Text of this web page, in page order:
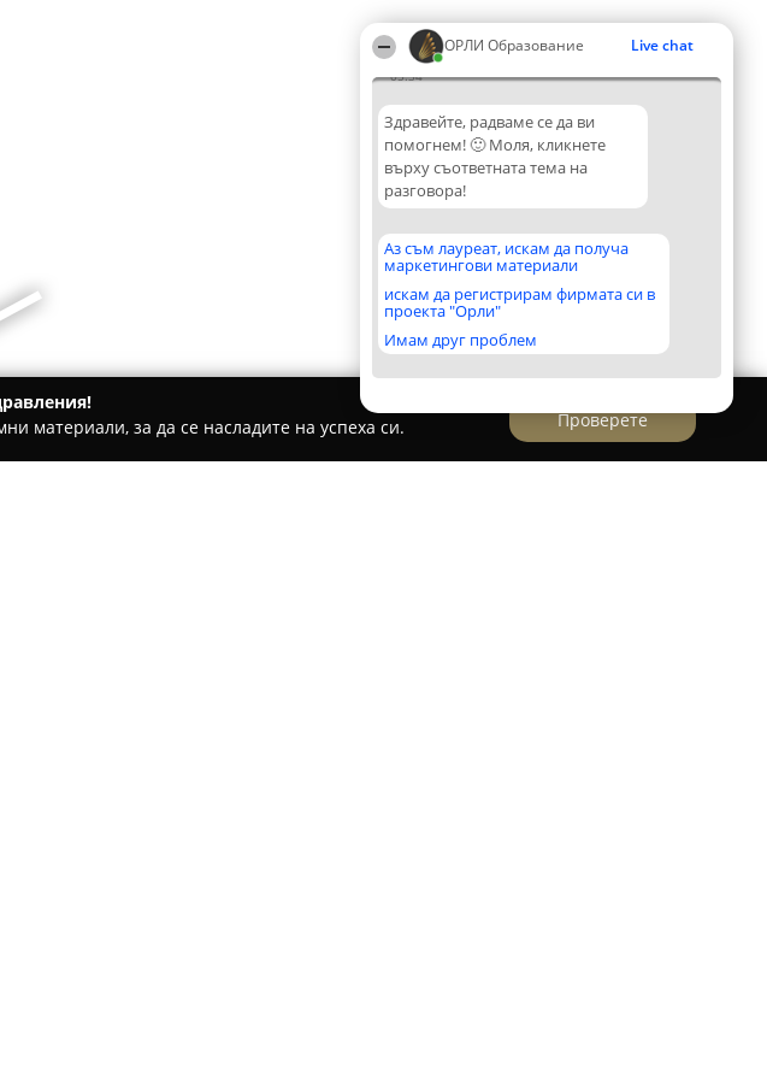
ОРЛИ Образование Live chat
05:34
Здравейте, радваме се да ви
помогнем! 🙂 Моля, кликнете
върху съответната тема на
разговора!
Аз съм лауреат, искам да получа
маркетингови материали
искам да регистрирам фирмата си в
проекта "Орли"
Имам друг проблем
материали, за да се насладите на успеха си.
Проверете